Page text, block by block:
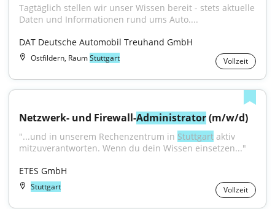
Tagtäglich stellen wir unser Wissen bereit - stets aktuelle
Daten und Informationen rund ums Auto....
DAT Deutsche Automobil Treuhand GmbH
Ostfildern, RaumStuttgart Vollzeit
Netzwerk- und Firewall-Administrator (m/w/d)
"...und in unserem Rechenzentrum in Stuttgart aktiv
mitzuverantworten. Wenn du dein Wissen einsetzen..."
ETES GmbH
Stuttgart Vollzeit